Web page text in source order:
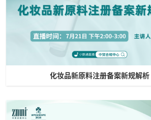
化妆品新原料注册备案新规解析